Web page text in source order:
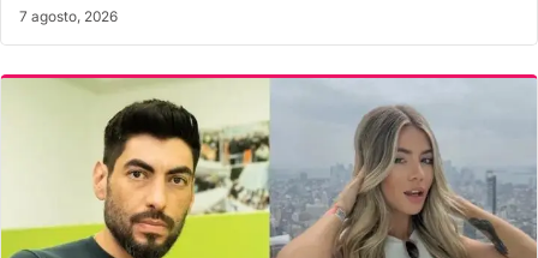
7 agosto, 2026